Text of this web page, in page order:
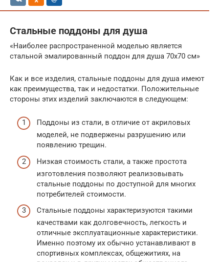
Стальные поддоны для душа
«Наиболее распространенной моделью является
стальной эмалированный поддон для душа 70х70 см»
Как и все изделия, стальные поддоны для душа имеют
как преимущества, так и недостатки. Положительные
стороны этих изделий заключаются в следующем:
Поддоны из стали, в отличие от акриловых
моделей, не подвержены разрушению или
появлению трещин.
Низкая стоимость стали, а также простота
изготовления позволяют реализовывать
стальные поддоны по доступной для многих
потребителей стоимости.
Стальные поддоны характеризуются такими
качествами как долговечность, легкость и
отличные эксплуатационные характеристики.
Именно поэтому их обычно устанавливают в
спортивных комплексах, общежитиях, на